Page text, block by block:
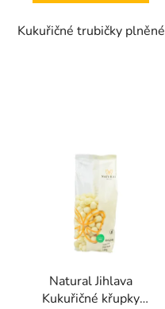
hvězdiček.
Kukuřičné trubičky plněné
Natural Jihlava
Kukuřičné křupky